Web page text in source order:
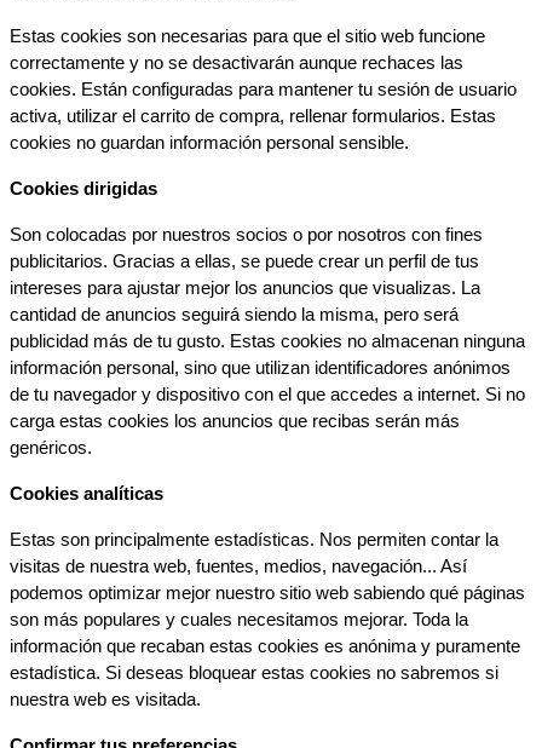
Estas cookies son necesarias para que el sitio web funcione
correctamente y no se desactivarán aunque rechaces las
cookies. Están configuradas para mantener tu sesión de usuario
activa, utilizar el carrito de compra, rellenar formularios. Estas
cookies no guardan información personal sensible.
Cookies dirigidas
Son colocadas por nuestros socios o por nosotros con fines
publicitarios. Gracias a ellas, se puede crear un perfil de tus
intereses para ajustar mejor los anuncios que visualizas. La
cantidad de anuncios seguirá siendo la misma, pero será
publicidad más de tu gusto. Estas cookies no almacenan ninguna
información personal, sino que utilizan identificadores anónimos
de tu navegador y dispositivo con el que accedes a internet. Si no
carga estas cookies los anuncios que recibas serán más
genéricos.
Cookies analíticas
Estas son principalmente estadísticas. Nos permiten contar la
visitas de nuestra web, fuentes, medios, navegación... Así
podemos optimizar mejor nuestro sitio web sabiendo qué páginas
son más populares y cuales necesitamos mejorar. Toda la
información que recaban estas cookies es anónima y puramente
estadística. Si deseas bloquear estas cookies no sabremos si
nuestra web es visitada.